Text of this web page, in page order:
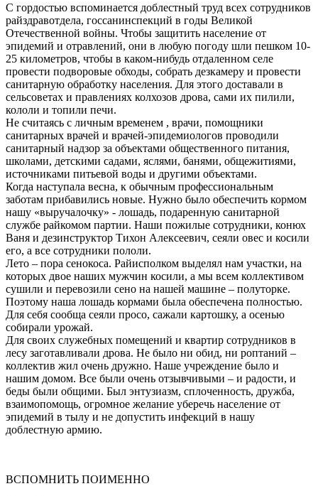
С гордостью вспоминается доблестный труд всех сотрудников
райздравотдела, госсанинспекций в годы Великой
Отечественной войны. Чтобы защитить население от
эпидемий и отравлений, они в любую погоду шли пешком 10-
25 километров, чтобы в каком-нибудь отдаленном селе
провести подворовые обходы, собрать дезкамеру и провести
санитарную обработку населения. Для этого доставали в
сельсоветах и правлениях колхозов дрова, сами их пилили,
кололи и топили печи.
Не считаясь с личным временем , врачи, помощники
санитарных врачей и врачей-эпидемиологов проводили
санитарный надзор за объектами общественного питания,
школами, детскими садами, яслями, банями, общежитиями,
источниками питьевой воды и другими объектами.
Когда наступала весна, к обычным профессиональным
заботам прибавились новые. Нужно было обеспечить кормом
нашу «выручалочку» - лошадь, подаренную санитарной
службе райкомом партии. Наши пожилые сотрудники, конюх
Ваня и дезинструктор Тихон Алексеевич, сеяли овес и косили
его, а все сотрудники пололи.
Лето – пора сенокоса. Райисполком выделял нам участки, на
которых двое наших мужчин косили, а мы всем коллективом
сушили и перевозили сено на нашей машине – полуторке.
Поэтому наша лошадь кормами была обеспечена полностью.
Для себя сообща сеяли просо, сажали картошку, а осенью
собирали урожай.
Для своих служебных помещений и квартир сотрудников в
лесу заготавливали дрова. Не было ни обид, ни роптаний –
коллектив жил очень дружно. Наше учреждение было и
нашим домом. Все были очень отзывчивыми – и радости, и
беды были общими. Был энтузиазм, сплоченность, дружба,
взаимопомощь, огромное желание уберечь население от
эпидемий в тылу и не допустить инфекций в нашу
доблестную армию.
ВСПОМНИТЬ ПОИМЕННО